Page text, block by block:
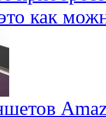
как